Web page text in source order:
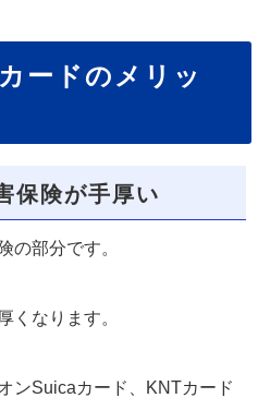
ードのメリッ
保険が手厚い
の部分です。
くなります。
ンSuicaカード、KNTカード